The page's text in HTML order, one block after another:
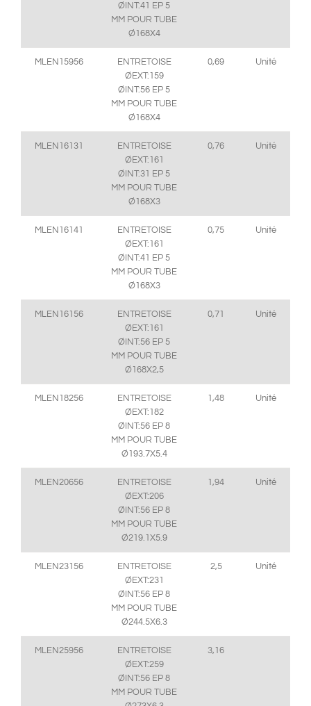
ØINT:41 EP 5
MM POUR TUBE
Ø168X4
MLEN15956
ENTRETOISE
ØEXT:159
ØINT:56 EP 5
MM POUR TUBE
Ø168X4
0,69 Unité
MLEN16131
ENTRETOISE
ØEXT:161
ØINT:31 EP 5
MM POUR TUBE
Ø168X3
0,76 Unité
MLEN16141
ENTRETOISE
ØEXT:161
ØINT:41 EP 5
MM POUR TUBE
Ø168X3
0,75 Unité
MLEN16156
ENTRETOISE
ØEXT:161
ØINT:56 EP 5
MM POUR TUBE
Ø168X2,5
0,71 Unité
MLEN18256
ENTRETOISE
ØEXT:182
ØINT:56 EP 8
MM POUR TUBE
Ø193.7X5.4
1,48 Unité
MLEN20656
ENTRETOISE
ØEXT:206
ØINT:56 EP 8
MM POUR TUBE
Ø219.1X5.9
1,94 Unité
MLEN23156
ENTRETOISE
ØEXT:231
ØINT:56 EP 8
MM POUR TUBE
Ø244.5X6.3
2,5 Unité
MLEN25956
ENTRETOISE
ØEXT:259
ØINT:56 EP 8
MM POUR TUBE
3,16